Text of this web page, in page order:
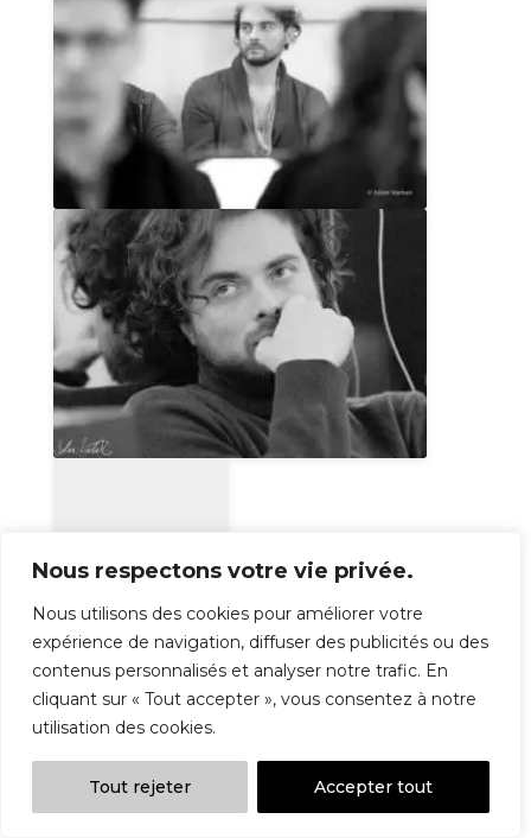
Nous respectons votre vie privée.
Nous utilisons des cookies pour améliorer votre
expérience de navigation, diffuser des publicités ou des
contenus personnalisés et analyser notre trafic. En
cliquant sur « Tout accepter », vous consentez à notre
utilisation des cookies.
Tout rejeter Accepter tout